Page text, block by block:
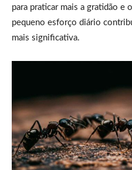
para praticar mais a gratidão e
pequeno esforço diário
mais significativa.